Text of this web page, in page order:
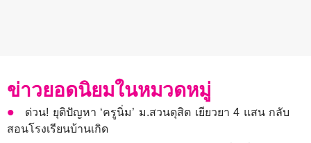
ข่าวยอดนิยมในหมวดหมู่
ด่วน! ยุติปัญหา ‘ครูนิ่ม’ ม.สวนดุสิต เยียวยา 4 แสน กลับ
สอนโรงเรียนบ้านเกิด